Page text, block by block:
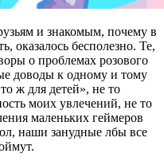
и знакомым, почему в
оказалось бесполезно. Те,
о проблемах розового
доводы к одному и тому
ж для детей», не то
моих увлечений, не то
маленьких геймеров
наши занудные лбы все